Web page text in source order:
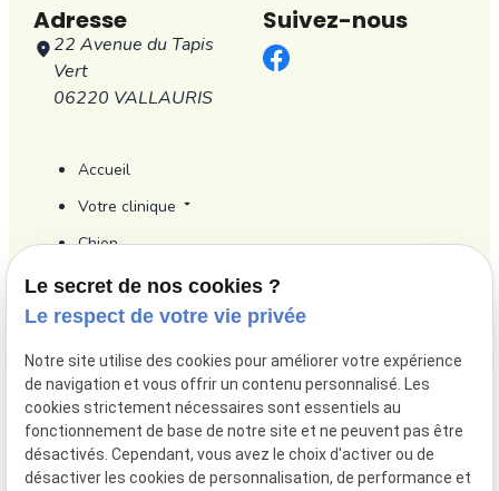
Adresse
22 Avenue du Tapis
Vert
06220 VALLAURIS
Suivez-nous
Accueil
Votre clinique
Chien
Chat
NAC
Nos services
Boutique en ligne
Actualités
Contact
Le secret de nos cookies ?
Le respect de votre vie privée
Notre site utilise des cookies pour améliorer votre expérience
de navigation et vous offrir un contenu personnalisé. Les
cookies strictement nécessaires sont essentiels au
fonctionnement de base de notre site et ne peuvent pas être
désactivés. Cependant, vous avez le choix d'activer ou de
désactiver les cookies de personnalisation, de performance et